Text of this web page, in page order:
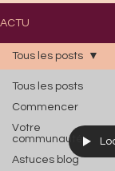
ACTU
Tous les posts
Commencer
Votre
communauté
Astuces blog
Tous les posts